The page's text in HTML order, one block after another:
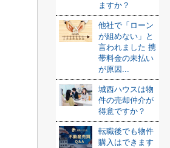
ますか？
他社で「ローン
が組めない」と
言われました 携
帯料金の未払い
が原因...
城西ハウスは物
件の売却仲介が
得意ですか？
転職後でも物件
購入はできます